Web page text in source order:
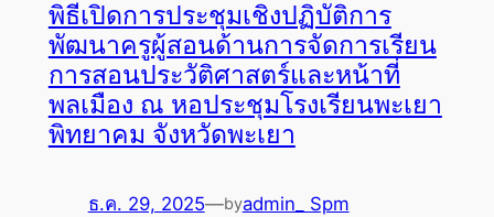
พิธีเปิดการประชุมเชิงปฏิบัติการ
พัฒนาครูผู้สอนด้านการจัดการเรียน
การสอนประวัติศาสตร์และหน้าที่
พลเมือง ณ หอประชุมโรงเรียนพะเยา
พิทยาคม จังหวัดพะเยา
ธ.ค. 29, 2025—byadmin_ Spm